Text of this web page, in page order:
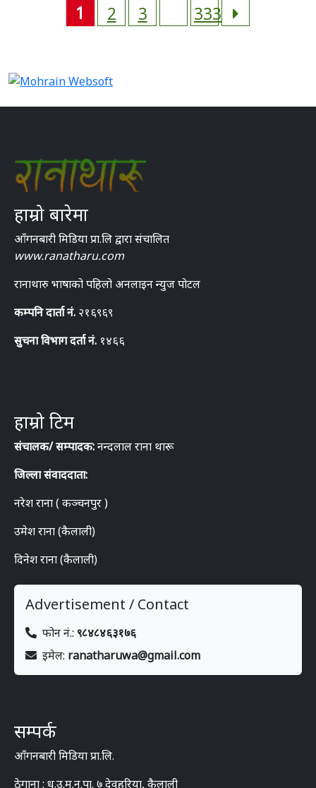
1 2 3 333
हाम्रो बारेमा
आँगनबारी मिडिया प्रा.लि द्वारा संचालित
www.ranatharu.com
रानाथारु भाषाको पहिलो अनलाइन न्युज पोटल
कम्पनि दार्ता नं. २१६९६९
सुचना विभाग दर्ता नं. १४६६
हाम्रो टिम
संचालक/ सम्पादक:नन्दलाल राना थारू
जिल्ला संवाददाता:
नरेश राना ( कञ्चनपुर )
उमेश राना (कैलाली)
दिनेश राना (कैलाली)
Advertisement / Contact
फोन नं.: ९८४८४६३१७६
इमेल: ranatharuwa@gmail.com
सम्पर्क
आँगनबारी मिडिया प्रा.लि.
ठेगाना : ध.उ.म.न.पा. ७ देवहरिया, कैलाली